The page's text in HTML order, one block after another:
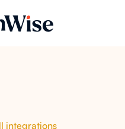
integrations